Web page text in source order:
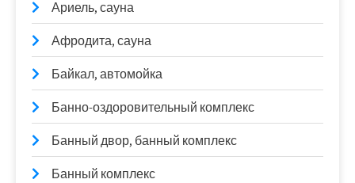
Ариель, сауна
Афродита, сауна
Байкал, автомойка
Банно-оздоровительный комплекс
Банный двор, банный комплекс
Банный комплекс